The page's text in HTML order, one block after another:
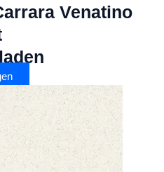
Venatino